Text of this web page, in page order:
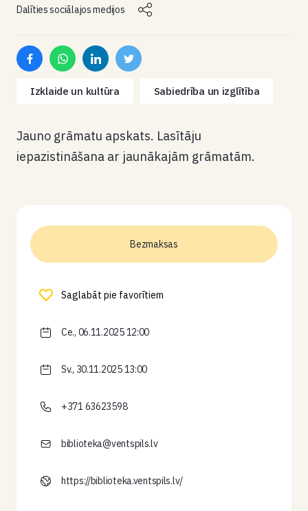
Dalīties sociālajos medijos
Izklaide un kultūra Sabiedrība un izglītība
Jauno grāmatu apskats. Lasītāju
iepazistināšana ar jaunākajām grāmatām.
Bezmaksas
Saglabāt pie favorītiem
Ce., 06.11.2025 12:00
Sv., 30.11.2025 13:00
+371 63623598
biblioteka@ventspils.lv
https://biblioteka.ventspils.lv/